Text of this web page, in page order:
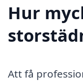
Hur
Att få